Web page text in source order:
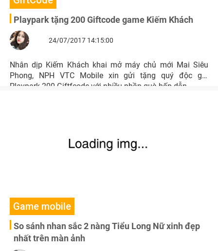
Playpark tặng 200 Giftcode game Kiếm Khách
24/07/2017 14:15:00
Nhân dịp Kiếm Khách khai mở máy chủ mới Mai Siêu
Phong, NPH VTC Mobile xin gửi tặng quý độc giả
Playpark 200 Giftfcode với nhiều phần quà hấp dẫn.
Game mobile
So sánh nhan sắc 2 nàng Tiểu Long Nữ xinh đẹp
nhất trên màn ảnh